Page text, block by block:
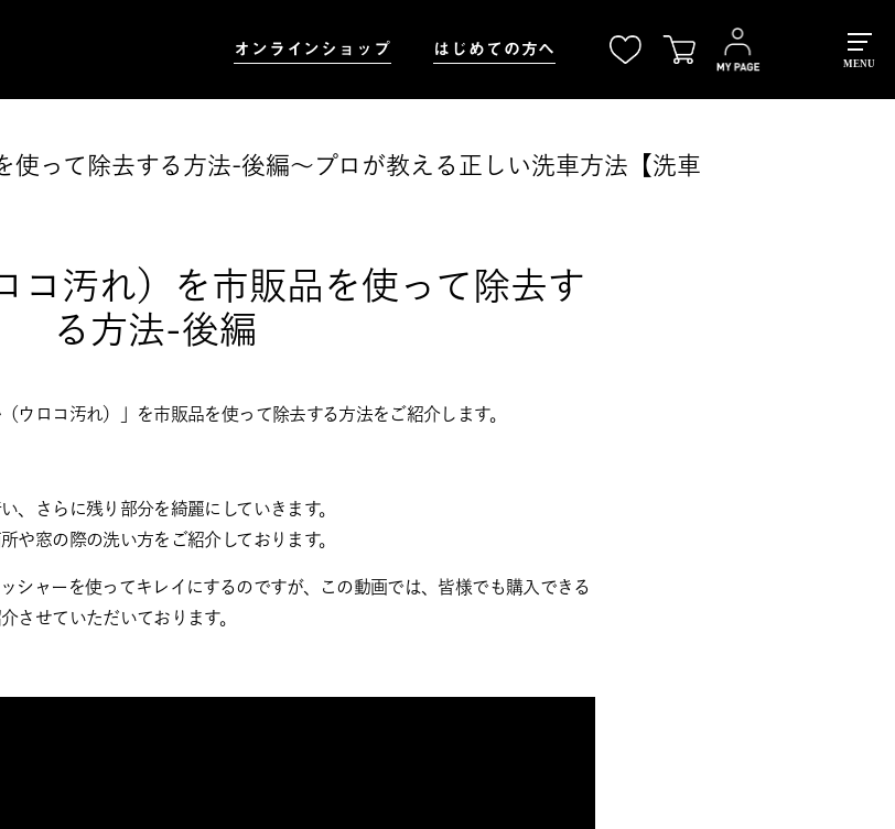
オンラインショップ はじめての方へ
MENU
使って除去する方法-後編～プロが教える正しい洗車方法【洗車
コ汚れ）を市販品を使って除去す
る方法-後編
ウロコ汚れ）」を市販品を使って除去する方法をご紹介します。
、さらに残り部分を綺麗にしていきます。
や窓の際の洗い方をご紹介しております。
シャーを使ってキレイにするのですが、この動画では、皆様でも購入できる
させていただいております。